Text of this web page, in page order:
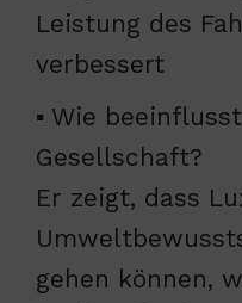
Leistung des
verbessert
▪ Wie
Gesellschaft?
Er zeigt, dass
gehen können,